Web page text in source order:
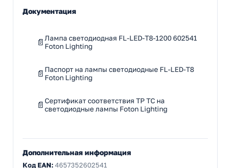
Документация
Лампа светодиодная FL-LED-T8-1200 602541
Foton Lighting
Паспорт на лампы светодиодные FL-LED-T8
Foton Lighting
Сертификат соответствия ТР ТС на
светодиодные лампы Foton Lighting
Дополнительная информация
Код EAN:4657352602541